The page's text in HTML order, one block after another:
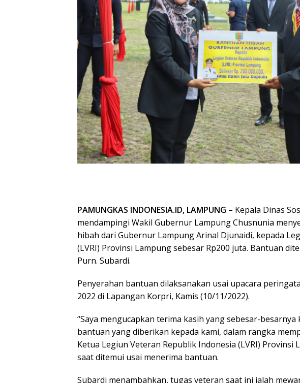
PAMUNGKAS INDONESIA.ID, LAMPUNG – Kepala Dinas
mendampingi Wakil Gubernur Lampung Chusnunia
hibah dari Gubernur Lampung Arinal Djunaidi, kepada
(LVRI) Provinsi Lampung sebesar Rp200 juta. Bantuan
Purn. Subardi.
Penyerahan bantuan dilaksanakan usai upacara
2022 di Lapangan Korpri, Kamis (10/11/2022).
“Saya mengucapkan terima kasih yang sebesar-
bantuan yang diberikan kepada kami, dalam rangka
Ketua Legiun Veteran Republik Indonesia (LVRI) Provinsi
saat ditemui usai menerima bantuan.
Subardi menambahkan, tugas veteran saat ini ialah